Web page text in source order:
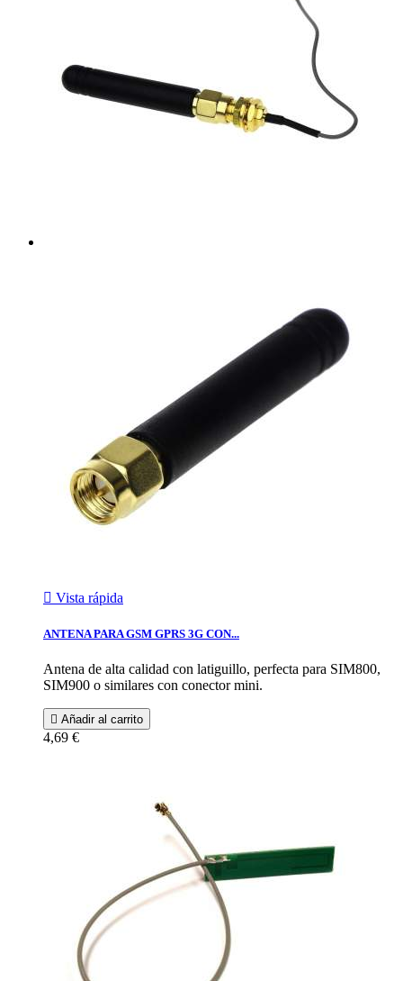
 Vista rápida
ANTENA PARA GSM GPRS 3G CON...
Antena de alta calidad con latiguillo, perfecta para SIM800,
SIM900 o similares con conector mini.
 Añadir al carrito
4,69 €